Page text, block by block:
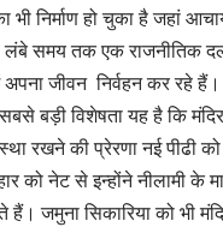
भी निर्माण हो चुका है जहां
लंबे समय तक एक
जीवन निर्वहन कर रहे हैं।
बड़ी विशेषता यह है कि
रखने की प्रेरणा नई पीढी
को नेट से इन्होंने नीलामी
जमुना सिकारिया को भी